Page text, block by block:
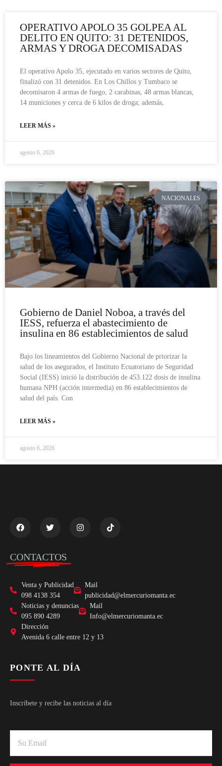
OPERATIVO APOLO 35 GOLPEA AL
DELITO EN QUITO: 31 DETENIDOS,
ARMAS Y DROGA DECOMISADAS
El operativo Apolo 35, ejecutado en varios sectores de Quito,
finalizó con 31 detenidos. En Los Chillos y Tumbaco se
decomisaron 4 armas de fuego, 2 carabinas, 48 armas blancas,
14 municiones y cerca de 6 kilos de droga; además,
LEER MÁS »
agosto 6, 2026
NACIONALES
Gobierno de Daniel Noboa, a través del
IESS, refuerza el abastecimiento de
insulina en 86 establecimientos de salud
Bajo los lineamientos del Gobierno Nacional de priorizar la
salud de los asegurados, el Instituto Ecuatoriano de Seguridad
Social (IESS) inició la distribución de 453.122 dosis de insulina
humana NPH (acción intermedia) en 86 establecimientos de
salud del país. Con
LEER MÁS »
agosto 6, 2026
CONTACTOS
Venta y Publicidad
098 4138 354
Mail
publicidad@elmercuriomanta.ec
Noticias y denuncias
095 890 4289
Mail
Info@elmercuriomanta.ec
Dirección
Avenida 6 calle entre 12 y 13
PONTE AL DÍA
Inscríbete y recibe las noticias al día